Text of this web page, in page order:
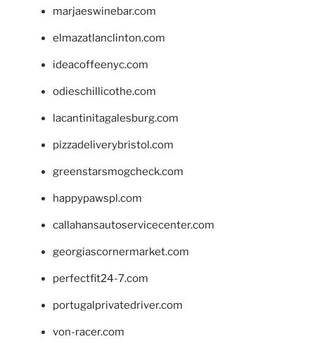
marjaeswinebar.com
elmazatlanclinton.com
ideacoffeenyc.com
odieschillicothe.com
lacantinitagalesburg.com
pizzadeliverybristol.com
greenstarsmogcheck.com
happypawspl.com
callahansautoservicecenter.com
georgiascornermarket.com
perfectfit24-7.com
portugalprivatedriver.com
von-racer.com